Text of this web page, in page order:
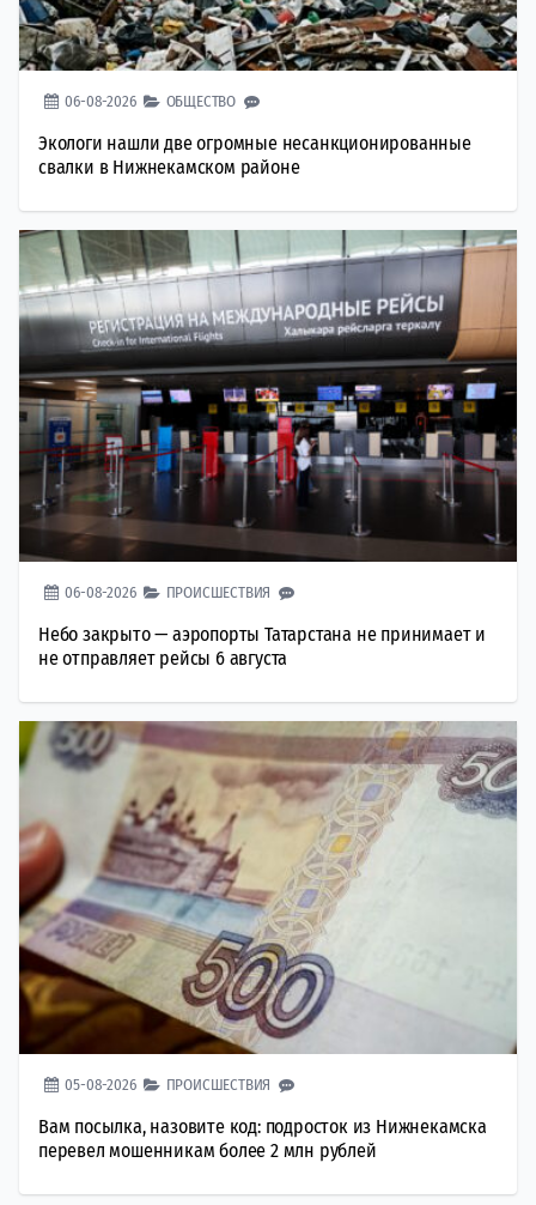
06-08-2026 ОБЩЕСТВО
Экологи нашли две огромные несанкционированные
свалки в Нижнекамском районе
06-08-2026 ПРОИСШЕСТВИЯ
Небо закрыто — аэропорты Татарстана не принимает и
не отправляет рейсы 6 августа
05-08-2026 ПРОИСШЕСТВИЯ
Вам посылка, назовите код: подросток из Нижнекамска
перевел мошенникам более 2 млн рублей